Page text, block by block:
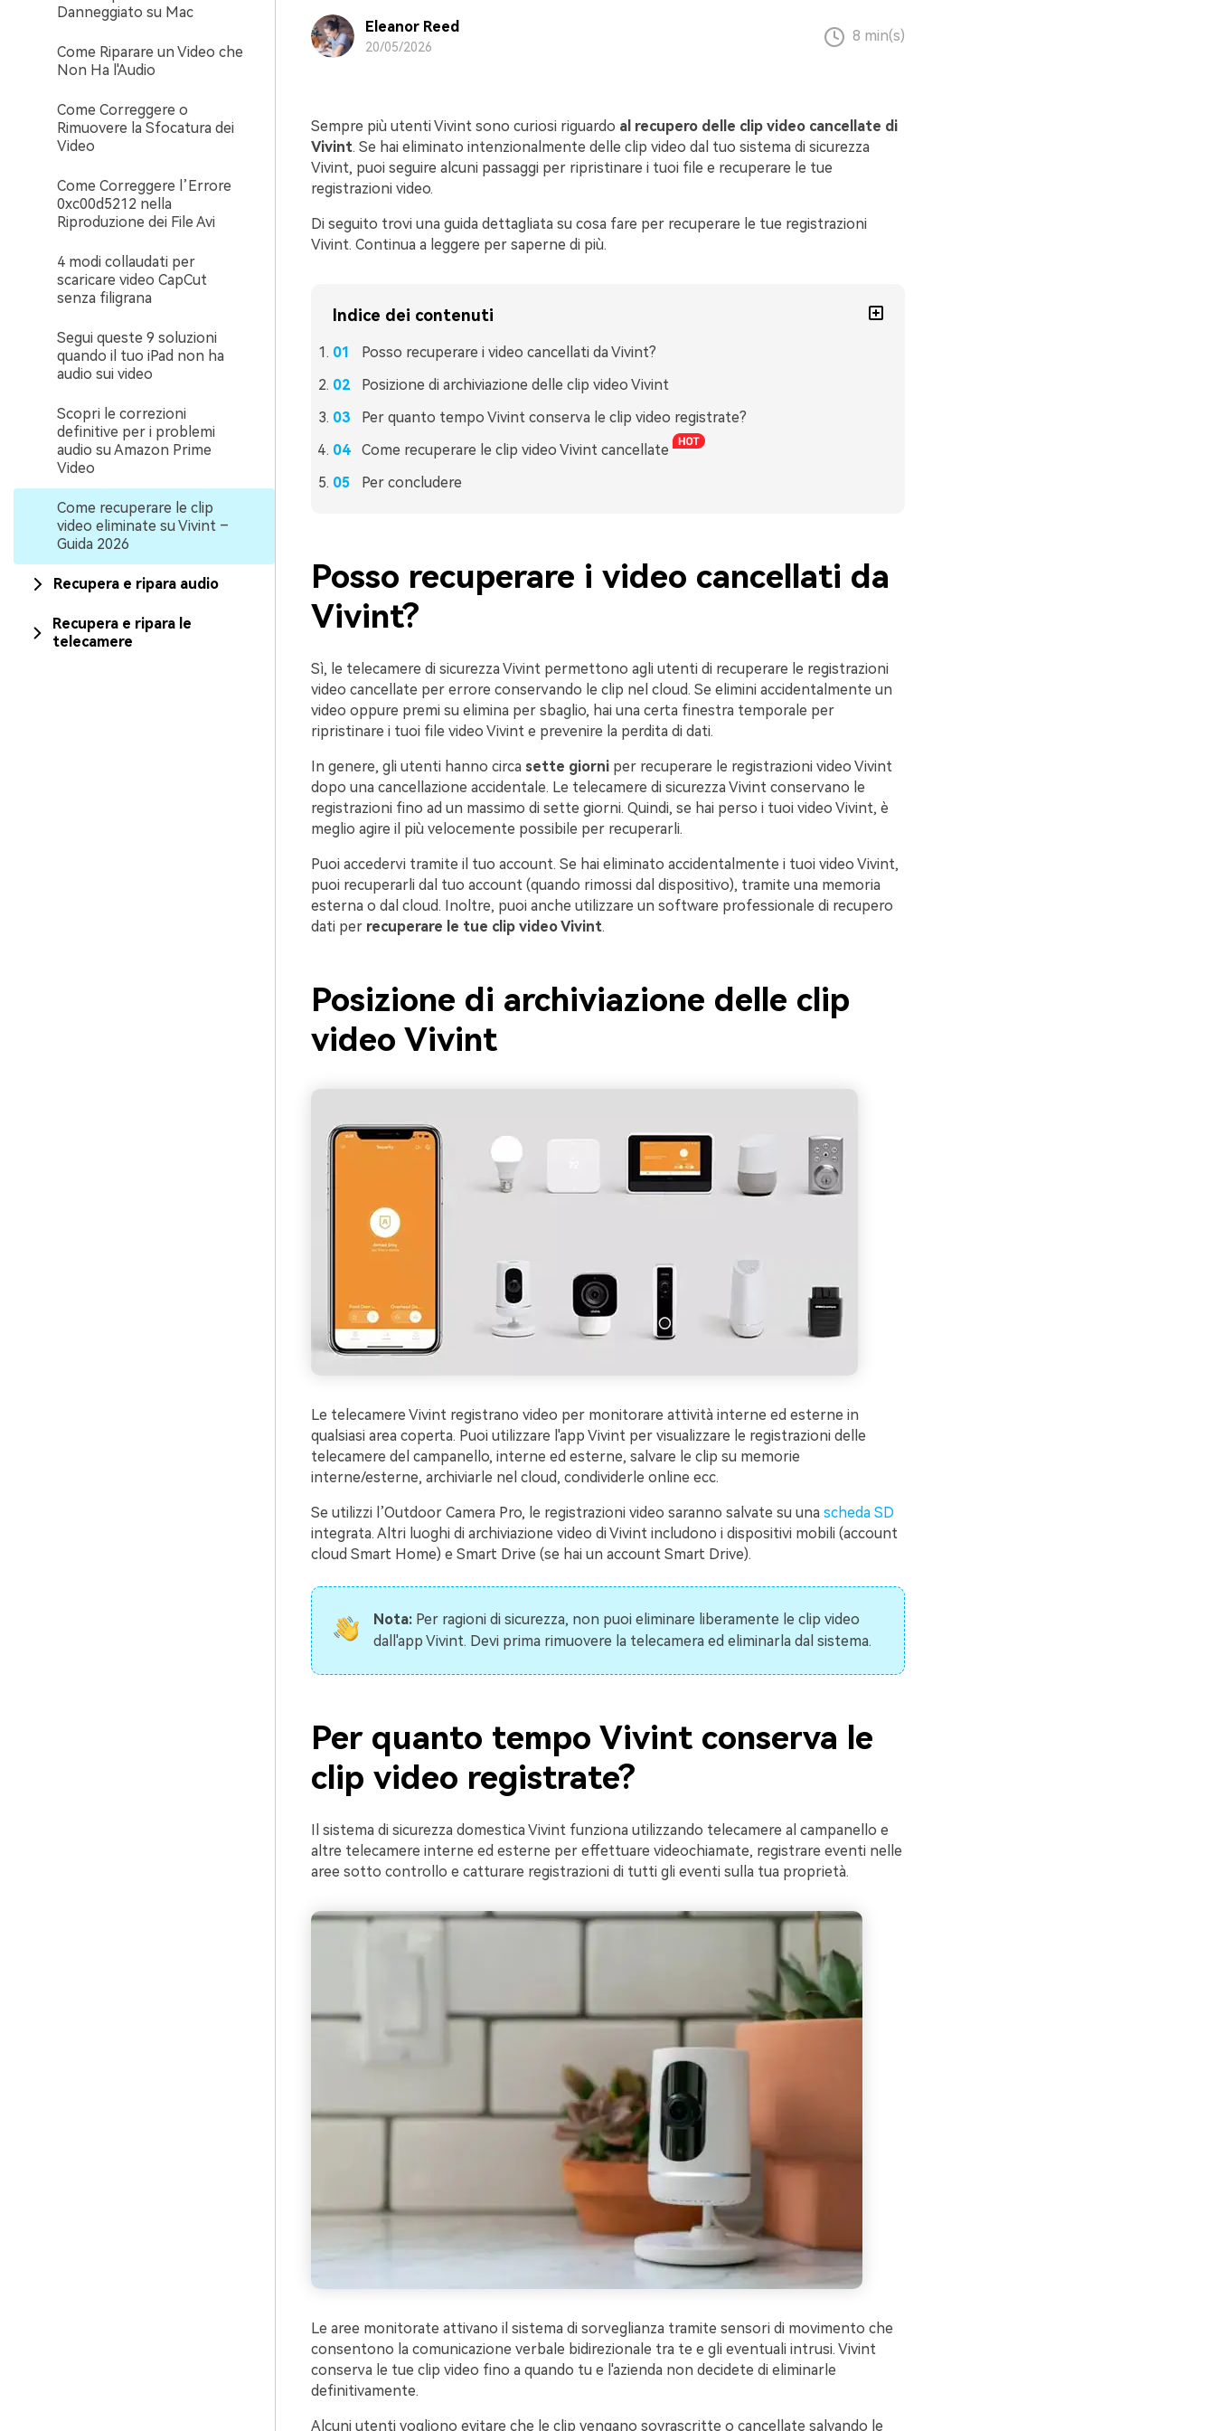
Danneggiato su Mac
Come Riparare un Video che
Non Ha l'Audio
Come Correggere o
Rimuovere la Sfocatura dei
Video
Come Correggere l’Errore
0xc00d5212 nella
Riproduzione dei File Avi
4 modi collaudati per
scaricare video CapCut
senza filigrana
Segui queste 9 soluzioni
quando il tuo iPad non ha
audio sui video
Scopri le correzioni
definitive per i problemi
audio su Amazon Prime
Video
Come recuperare le clip
video eliminate su Vivint –
Guida 2026
Recupera e ripara audio
Recupera e ripara le
telecamere
Eleanor Reed
20/05/2026
8 min(s)
Sempre più utenti Vivint sono curiosi riguardo al recupero delle clip video cancellate di
Vivint. Se hai eliminato intenzionalmente delle clip video dal tuo sistema di sicurezza
Vivint, puoi seguire alcuni passaggi per ripristinare i tuoi file e recuperare le tue
registrazioni video.
Di seguito trovi una guida dettagliata su cosa fare per recuperare le tue registrazioni
Vivint. Continua a leggere per saperne di più.
Indice dei contenuti
Posso recuperare i video cancellati da Vivint?
Posizione di archiviazione delle clip video Vivint
Per quanto tempo Vivint conserva le clip video registrate?
Come recuperare le clip video Vivint cancellate
Per concludere
Posso recuperare i video cancellati da
Vivint?
Sì, le telecamere di sicurezza Vivint permettono agli utenti di recuperare le registrazioni
video cancellate per errore conservando le clip nel cloud. Se elimini accidentalmente un
video oppure premi su elimina per sbaglio, hai una certa finestra temporale per
ripristinare i tuoi file video Vivint e prevenire la perdita di dati.
In genere, gli utenti hanno circa sette giorniper recuperare le registrazioni video Vivint
dopo una cancellazione accidentale. Le telecamere di sicurezza Vivint conservano le
registrazioni fino ad un massimo di sette giorni. Quindi, se hai perso i tuoi video Vivint, è
meglio agire il più velocemente possibile per recuperarli.
Puoi accedervi tramite il tuo account. Se hai eliminato accidentalmente i tuoi video Vivint,
puoi recuperarli dal tuo account (quando rimossi dal dispositivo), tramite una memoria
esterna o dal cloud. Inoltre, puoi anche utilizzare un software professionale di recupero
dati per recuperare le tue clip video Vivint.
Posizione di archiviazione delle clip
video Vivint
Le telecamere Vivint registrano video per monitorare attività interne ed esterne in
qualsiasi area coperta. Puoi utilizzare l'app Vivint per visualizzare le registrazioni delle
telecamere del campanello, interne ed esterne, salvare le clip su memorie
interne/esterne, archiviarle nel cloud, condividerle online ecc.
Se utilizzi l’Outdoor Camera Pro, le registrazioni video saranno salvate su una scheda SD
integrata. Altri luoghi di archiviazione video di Vivint includono i dispositivi mobili (account
cloud Smart Home) e Smart Drive (se hai un account Smart Drive).
Nota:Per ragioni di sicurezza, non puoi eliminare liberamente le clip video
dall'app Vivint. Devi prima rimuovere la telecamera ed eliminarla dal sistema.
Per quanto tempo Vivint conserva le
clip video registrate?
Il sistema di sicurezza domestica Vivint funziona utilizzando telecamere al campanello e
altre telecamere interne ed esterne per effettuare videochiamate, registrare eventi nelle
aree sotto controllo e catturare registrazioni di tutti gli eventi sulla tua proprietà.
Le aree monitorate attivano il sistema di sorveglianza tramite sensori di movimento che
consentono la comunicazione verbale bidirezionale tra te e gli eventuali intrusi. Vivint
conserva le tue clip video fino a quando tu e l'azienda non decidete di eliminarle
definitivamente.
Alcuni utenti vogliono evitare che le clip vengano sovrascritte o cancellate salvando le